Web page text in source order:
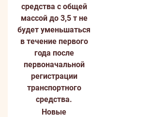
средства с общей
массой до 3,5 т не
будет уменьшаться
в течение первого
года после
первоначальной
регистрации
транспортного
средства.
Новые